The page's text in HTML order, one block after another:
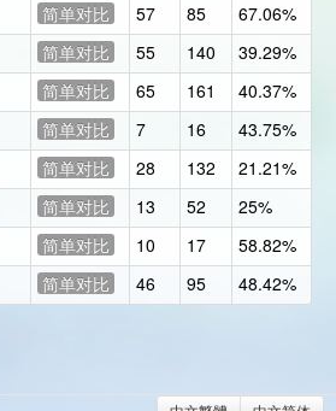
简单对比 57 85
67.06%
简单对比 55 140
39.29%
简单对比 65 161
40.37%
简单对比 7 16
43.75%
简单对比 28 132
21.21%
简单对比 13 52
25%
简单对比 10 17
58.82%
简单对比 46 95 48.42%